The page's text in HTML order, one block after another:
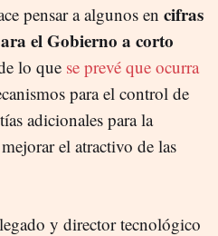
pensar a algunos en cifras
el Gobierno a corto
lo que se prevé que ocurra
para el control de
adicionales para la
el atractivo de las
y director tecnológico